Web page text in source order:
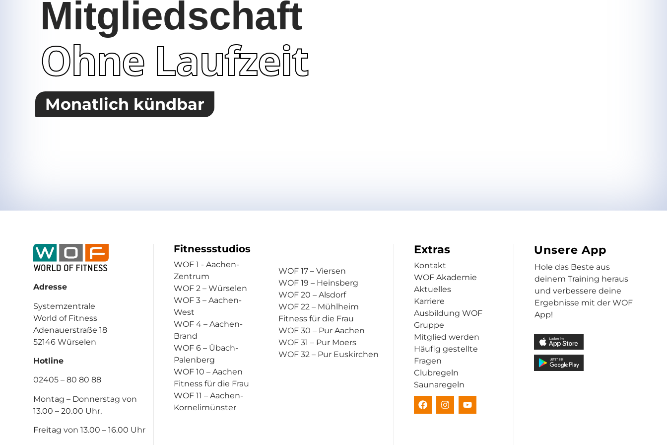
Mitgliedschaft
Ohne Laufzeit
Monatlich kündbar
Adresse
Systemzentrale
World of Fitness
Adenauerstraße 18
52146 Würselen
Hotline
02405 – 80 80 88
Montag – Donnerstag von
13.00 – 20.00 Uhr,
Freitag von 13.00 – 16.00 Uhr
Fitnessstudios
WOF 1 - Aachen-
Zentrum
WOF 2 – Würselen
WOF 3 – Aachen-
West
WOF 4 – Aachen-
Brand
WOF 6 – Übach-
Palenberg
WOF 10 – Aachen
Fitness für die Frau
WOF 11 – Aachen-
Kornelimünster
WOF 17 – Viersen
WOF 19 – Heinsberg
WOF 20 – Alsdorf
WOF 22 – Mühlheim
Fitness für die Frau
WOF 30 – Pur Aachen
WOF 31 – Pur Moers
WOF 32 – Pur Euskirchen
Extras
Kontakt
WOF Akademie
Aktuelles
Karriere
Ausbildung WOF
Gruppe
Mitglied werden
Häufig gestellte
Fragen
Clubregeln
Saunaregeln
Unsere App
Hole das Beste aus
deinem Training heraus
und verbessere deine
Ergebnisse mit der WOF
App!